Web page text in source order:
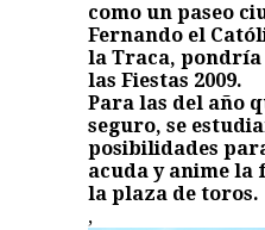
como un paseo
Fernando el
la Traca,
las Fiestas 2009.
Para las del año
seguro, se
posibilidades
acuda y anime la
la plaza de toros.
,